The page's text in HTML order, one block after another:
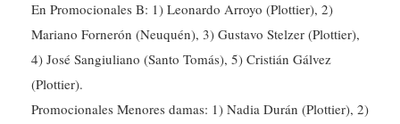
Mariano Fornerón (Neuquén), 3) Gustavo Stelzer (Plottier),
4) José Sangiuliano (Santo Tomás), 5) Cristián Gálvez
(Plottier).
Promocionales Menores damas: 1) Nadia Durán (Plottier), 2)
Valentina Vignaroli (Plottier), 3) Ýésica Durán (Plottier).